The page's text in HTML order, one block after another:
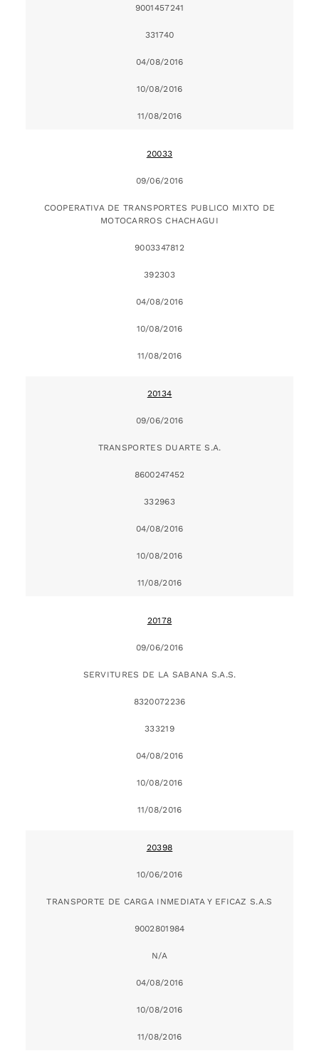
9001457241
331740
04/08/2016
10/08/2016
11/08/2016
20033
09/06/2016
COOPERATIVA DE TRANSPORTES PUBLICO MIXTO DE
MOTOCARROS CHACHAGUI
9003347812
392303
04/08/2016
10/08/2016
11/08/2016
20134
09/06/2016
TRANSPORTES DUARTE S.A.
8600247452
332963
04/08/2016
10/08/2016
11/08/2016
20178
09/06/2016
SERVITURES DE LA SABANA S.A.S.
8320072236
333219
04/08/2016
10/08/2016
11/08/2016
20398
10/06/2016
TRANSPORTE DE CARGA INMEDIATA Y EFICAZ S.A.S
9002801984
N/A
04/08/2016
10/08/2016
11/08/2016